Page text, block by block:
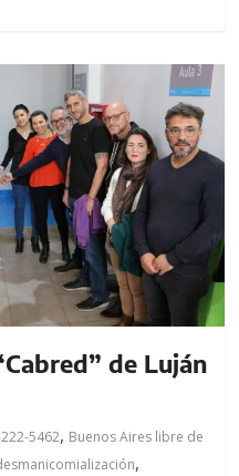
de Luján
5462, Buenos Aires libre de
,